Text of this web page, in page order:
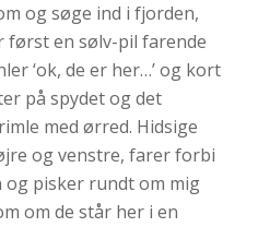
og søge ind i fjorden,
først en sølv-pil farende
‘ok, de er her…’ og kort
på spydet og det
med ørred. Hidsige
og venstre, farer forbi
og pisker rundt om mig
om de står her i en